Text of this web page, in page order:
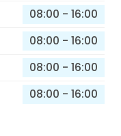
08:00 - 16:00
08:00 - 16:00
08:00 - 16:00
08:00 - 16:00